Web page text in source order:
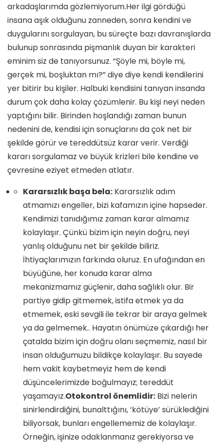
arkadaşlarımda gözlemiyorum.Her ilgi gördüğü
insana aşık olduğunu zanneden, sonra kendini ve
duygularını sorgulayan, bu süreçte bazı davranışlarda
bulunup sonrasında pişmanlık duyan bir karakteri
eminim siz de tanıyorsunuz. “Şöyle mi, böyle mi,
gerçek mi, boşluktan mı?” diye diye kendi kendilerini
yer bitirir bu kişiler. Halbuki kendisini tanıyan insanda
durum çok daha kolay çözümlenir. Bu kişi neyi neden
yaptığını bilir. Birinden hoşlandığı zaman bunun
nedenini de, kendisi için sonuçlarını da çok net bir
şekilde görür ve tereddütsüz karar verir. Verdiği
kararı sorgulamaz ve büyük krizleri bile kendine ve
çevresine eziyet etmeden atlatır.
Kararsızlık başa bela: Kararsızlık adım
atmamızı engeller, bizi kafamızın içine hapseder.
Kendimizi tanıdığımız zaman karar almamız
kolaylaşır. Çünkü bizim için neyin doğru, neyi
yanlış olduğunu net bir şekilde biliriz.
İhtiyaçlarımızın farkında oluruz. En ufağından en
büyüğüne, her konuda karar alma
mekanizmamız güçlenir, daha sağlıklı olur. Bir
partiye gidip gitmemek, istifa etmek ya da
etmemek, eski sevgili ile tekrar bir araya gelmek
ya da gelmemek.. Hayatın önümüze çıkardığı her
çatalda bizim için doğru olanı seçmemiz, nasıl bir
insan olduğumuzu bildikçe kolaylaşır. Bu sayede
hem vakit kaybetmeyiz hem de kendi
düşüncelerimizde boğulmayız; tereddüt
yaşamayız.Otokontrol önemlidir: Bizi nelerin
sinirlendirdiğini, bunalttığını, ‘kötüye’ sürüklediğini
biliyorsak, bunları engellememiz de kolaylaşır.
Örneğin, işinize odaklanmanız gerekiyorsa ve